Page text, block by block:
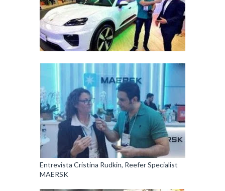
Entrevista Cristina Rudkin, Reefer Specialist
MAERSK